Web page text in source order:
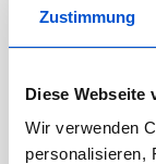
Zustimmung
Diese Webseite
Wir verwenden
personalisieren,
Februar 2021
Januar 2021
Oktober 2020